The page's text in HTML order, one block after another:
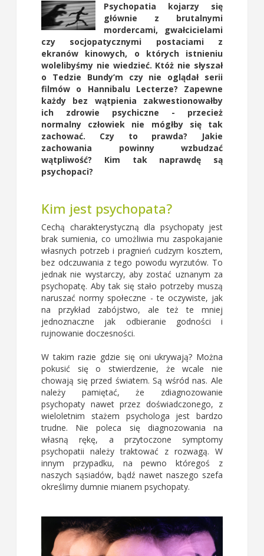
Psychopatia kojarzy się
głównie z brutalnymi
mordercami, gwałcicielami
czy socjopatycznymi postaciami z
ekranów kinowych, o których istnieniu
wolelibyśmy nie wiedzieć. Któż nie słyszał
o Tedzie Bundy’m czy nie oglądał serii
filmów o Hannibalu Lecterze? Zapewne
każdy bez wątpienia zakwestionowałby
ich zdrowie psychiczne - przecież
normalny człowiek nie mógłby się tak
zachować. Czy to prawda? Jakie
zachowania powinny wzbudzać
wątpliwość? Kim tak naprawdę są
psychopaci?
Kim jest psychopata?
Cechą charakterystyczną dla psychopaty jest
brak sumienia, co umożliwia mu zaspokajanie
własnych potrzeb i pragnień cudzym kosztem,
bez odczuwania z tego powodu wyrzutów. To
jednak nie wystarczy, aby zostać uznanym za
psychopatę. Aby tak się stało potrzeby muszą
naruszać normy społeczne - te oczywiste, jak
na przykład zabójstwo, ale też te mniej
jednoznaczne jak odbieranie godności i
rujnowanie doczesności.
W takim razie gdzie się oni ukrywają? Można
pokusić się o stwierdzenie, że wcale nie
chowają się przed światem. Są wśród nas. Ale
należy pamiętać, że zdiagnozowanie
psychopaty nawet przez doświadczonego, z
wieloletnim stażem psychologa jest bardzo
trudne. Nie poleca się diagnozowania na
własną rękę, a przytoczone symptomy
psychopatii należy traktować z rozwagą. W
innym przypadku, na pewno któregoś z
naszych sąsiadów, bądź nawet naszego szefa
określimy dumnie mianem psychopaty.